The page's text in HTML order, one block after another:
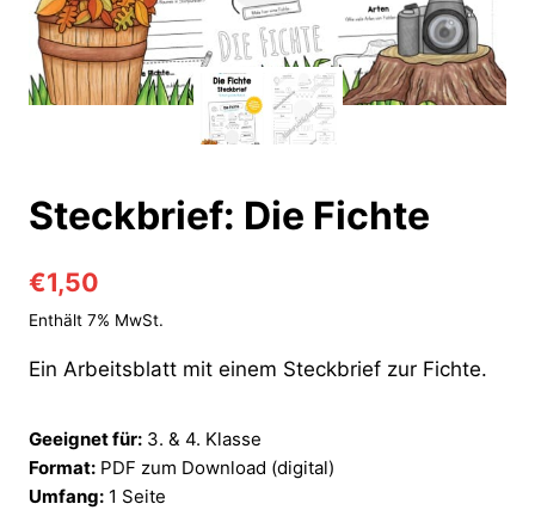
Steckbrief: Die Fichte
€1,50
Enthält 7% MwSt.
Ein Arbeitsblatt mit einem Steckbrief zur Fichte.
Geeignet für: 3. & 4. Klasse
Format: PDF zum Download (digital)
Umfang: 1 Seite